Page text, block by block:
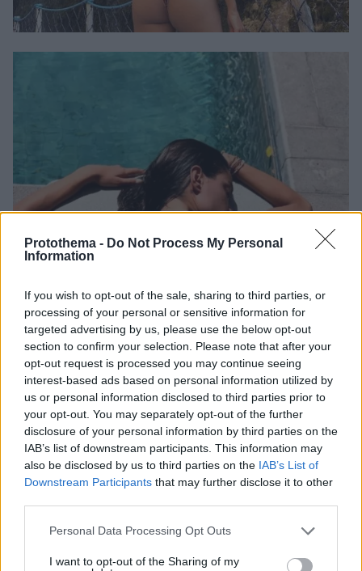
Protothema - Do Not Process My Personal
Information
If you wish to opt-out of the sale, sharing to third parties, or
processing of your personal or sensitive information for
targeted advertising by us, please use the below opt-out
section to confirm your selection. Please note that after your
opt-out request is processed you may continue seeing
interest-based ads based on personal information utilized by
us or personal information disclosed to third parties prior to
your opt-out. You may separately opt-out of the further
disclosure of your personal information by third parties on the
IAB’s list of downstream participants. This information may
also be disclosed by us to third parties on the IAB’s List of
Downstream Participants that may further disclose it to other
Please note that this website/app uses one or more Google
not limited to your visit or usage behaviour. You may click to
Personal Data Processing Opt Outs
I want to opt-out of the Sharing of my